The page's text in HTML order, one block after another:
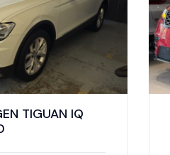
Rover
R-dynamic